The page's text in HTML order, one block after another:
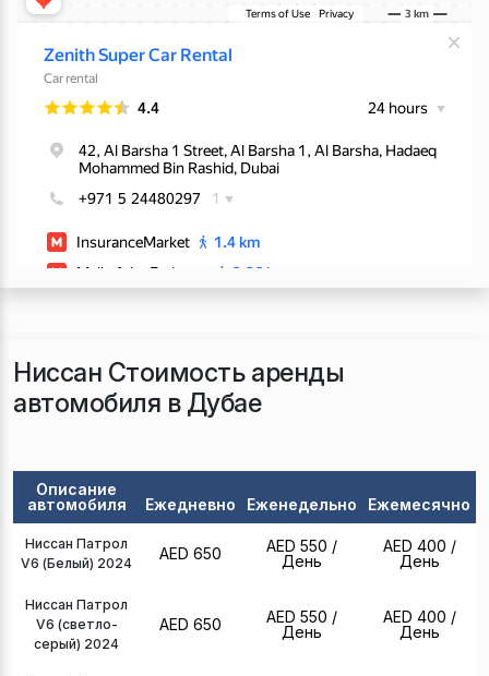
Ниссан Стоимость аренды
автомобиля в Дубае
Описание
автомобиля
Ежедневно Еженедельно Ежемесячно
Ниссан Патрол
V6 (Белый) 2024
AED 650 AED 550 /
День
AED 400 /
День
Ниссан Патрол
V6 (светло-
серый) 2024
AED 650 AED 550 /
День
AED 400 /
День